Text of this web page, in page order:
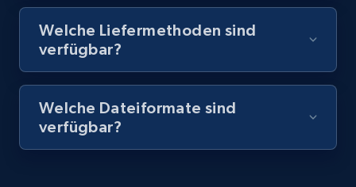
URL, Product name, Product rating, Product
rating object, Product rating max, Rating,
Author name, Asin, and more.
Welche Liefermethoden sind
verfügbar?
Welche Dateiformate sind
verfügbar?